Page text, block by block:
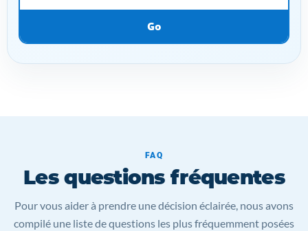
Go
FAQ
Les questions fréquentes
Pour vous aider à prendre une décision éclairée, nous avons
compilé une liste de questions les plus fréquemment posées